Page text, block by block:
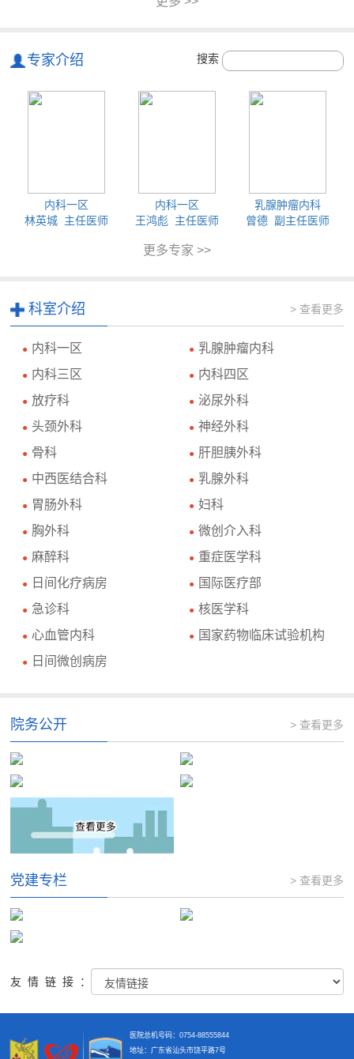
专家介绍 搜索
内科一区
林英城 主任医师
内科一区
王鸿彪 主任医师
乳腺肿瘤内科
曾德 副主任医师
更多专家 >>
科室介绍 > 查看更多
● 内科一区 ● 乳腺肿瘤内科
● 内科三区 ● 内科四区
● 放疗科 ● 泌尿外科
● 头颈外科 ● 神经外科
● 骨科 ● 肝胆胰外科
● 中西医结合科 ● 乳腺外科
● 胃肠外科 ● 妇科
● 胸外科 ● 微创介入科
● 麻醉科 ● 重症医学科
● 日间化疗病房 ● 国际医疗部
● 急诊科 ● 核医学科
● 心血管内科 ● 国家药物临床试验机构
● 日间微创病房
院务公开 > 查看更多
党建专栏 > 查看更多
友情链接：
医院总机号码：0754-88555844
地址：广东省汕头市饶平路7号